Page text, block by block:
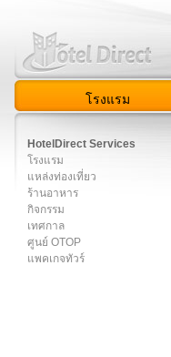
โรงแรม
HotelDirect Services
โรงแรม
แหล่งท่องเที่ยว
ร้านอาหาร
กิจกรรม
เทศกาล
ศูนย์ OTOP
แพคเกจทัวร์